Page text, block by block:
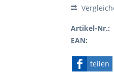
Artikel-Nr.:
EAN:
teilen